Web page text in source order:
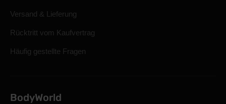
Versand & Lieferung
Rücktritt vom Kaufvertrag
Häufig gestellte Fragen
BodyWorld